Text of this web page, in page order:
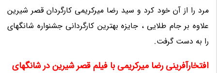
مرد را از آن خود کرد و سید رضا میرکریمی کارگردان قصر شیرین
علاوه بر جام طلایی ، جایزه بهترین کارگردانی جشنواره شانگهای
را به دست گرفت.
افتخارآفرینی رضا میرکریمی با فیلم قصر شیرین در شانگهای